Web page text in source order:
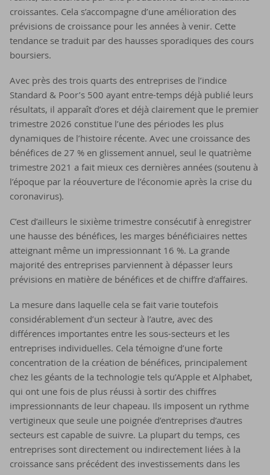
croissantes. Cela s’accompagne d’une amélioration des
prévisions de croissance pour les années à venir. Cette
tendance se traduit par des hausses sporadiques des cours
boursiers.
Avec près des trois quarts des entreprises de l’indice
Standard & Poor’s 500 ayant entre-temps déjà publié leurs
résultats, il apparaît d’ores et déjà clairement que le premier
trimestre 2026 constitue l’une des périodes les plus
dynamiques de l’histoire récente. Avec une croissance des
bénéfices de 27 % en glissement annuel, seul le quatrième
trimestre 2021 a fait mieux ces dernières années (soutenu à
l’époque par la réouverture de l’économie après la crise du
coronavirus).
C’est d’ailleurs le sixième trimestre consécutif à enregistrer
une hausse des bénéfices, les marges bénéficiaires nettes
atteignant même un impressionnant 16 %. La grande
majorité des entreprises parviennent à dépasser leurs
prévisions en matière de bénéfices et de chiffre d’affaires.
La mesure dans laquelle cela se fait varie toutefois
considérablement d’un secteur à l’autre, avec des
différences importantes entre les sous-secteurs et les
entreprises individuelles. Cela témoigne d’une forte
concentration de la création de bénéfices, principalement
chez les géants de la technologie tels qu’Apple et Alphabet,
qui ont une fois de plus réussi à sortir des chiffres
impressionnants de leur chapeau. Ils imposent un rythme
vertigineux que seule une poignée d’entreprises d’autres
secteurs est capable de suivre. La plupart du temps, ces
entreprises sont directement ou indirectement liées à la
croissance sans précédent des investissements dans les